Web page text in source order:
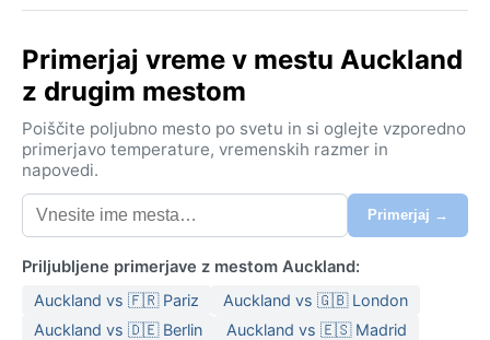
izhodišče za raziskovanje geotermalnih čudes
Rotorue ali jadralskih radosti Zaliva otokov.
Podnebje je po Köppnovi klasifikaciji oceanskega tipa
(Cfb). Poletja so mila, s povprečnimi temperaturami
okoli 20 do 25 °C, pozimi pa se termometer le
redkokdaj spusti pod 7 °C. Padavine so dokaj
enakomerne skozi vse leto; najbolj deževna sta
Auckland je znan po svoji vlagi in nenadnih plohah. Pri
pakiranju je ključna plastovitost: lahka oblačila za
tople dni, a vedno vetrovka ali dežnik pri roki. Zaradi
Primerjaj vreme v mestu Auckland
z drugim mestom
Poiščite poljubno mesto po svetu in si oglejte vzporedno
primerjavo temperature, vremenskih razmer in
napovedi.
Primerjaj →
Priljubljene primerjave z mestom Auckland:
Auckland vs 🇫🇷 Pariz
Auckland vs 🇬🇧 London
Auckland vs 🇩🇪 Berlin
Auckland vs 🇪🇸 Madrid